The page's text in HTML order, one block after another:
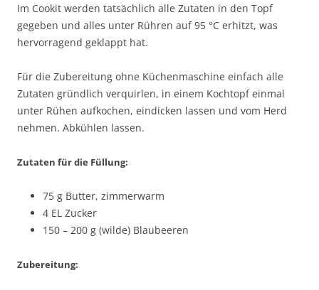
Im Cookit werden tatsächlich alle Zutaten in den Topf
gegeben und alles unter Rühren auf 95 °C erhitzt, was
hervorragend geklappt hat.
Für die Zubereitung ohne Küchenmaschine einfach alle
Zutaten gründlich verquirlen, in einem Kochtopf einmal
unter Rühen aufkochen, eindicken lassen und vom Herd
nehmen. Abkühlen lassen.
Zutaten für die Füllung:
75 g Butter, zimmerwarm
4 EL Zucker
150 – 200 g (wilde) Blaubeeren
Zubereitung: